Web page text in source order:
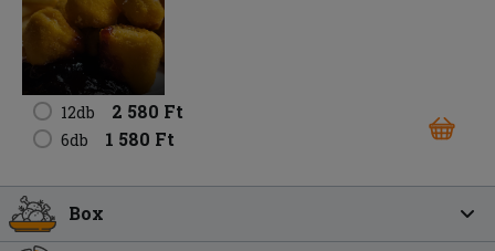
12db 2 580 Ft
6db 1 580 Ft
Box